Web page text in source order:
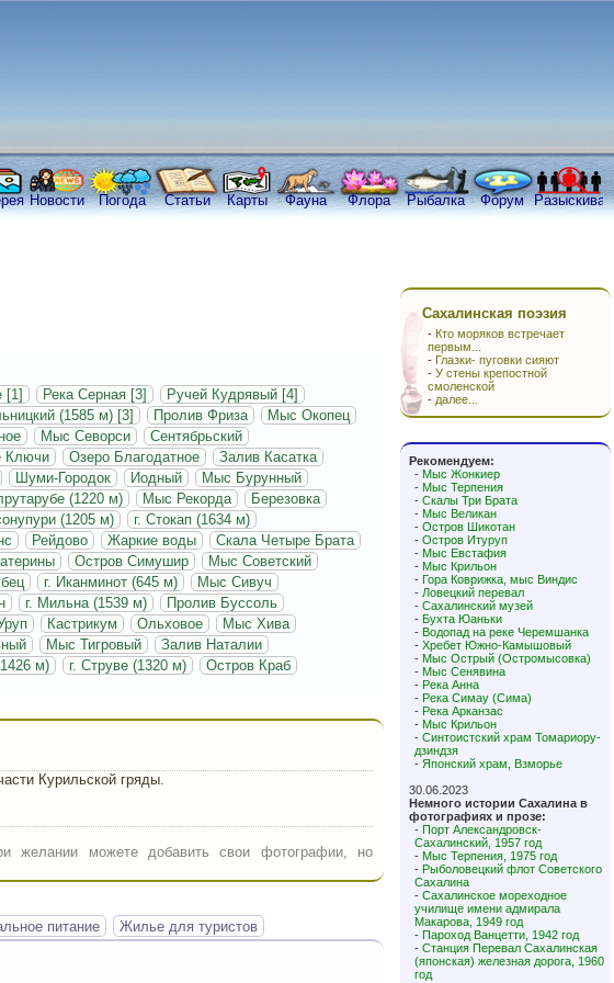
Новости Погода Статьи Карты Фауна Флора Рыбалка Форум
[1] Река Серная [3]
Ручей Кудрявый [4]
(1585 м) [3] Пролив Фриза
Мыс Окопец
Мыс Севорси
Сентябрьский
Ключи Озеро Благодатное
Залив Касатка
Шуми-Городок Иодный
Мыс Бурунный
(1220 м) Мыс Рекорда
Березовка
(1205 м)
г. Стокап (1634 м)
Рейдово Жаркие воды
Скала Четыре Брата
Остров Симушир
Мыс Советский
г. Иканминот (645 м)
Мыс Сивуч
г. Мильна (1539 м)
Пролив Буссоль
Кастрикум Ольховое
Мыс Хива
Мыс Тигровый
Залив Наталии
м) г. Струве (1320 м)
Остров Краб
Курильской гряды.
желании можете добавить свои фотографии, но
питание Жилье для туристов
Сахалинская поэзия
- Кто моряков встречает
первым...
- Глазки- пуговки сияют
- У стены крепостной
смоленской
- далее...
Рекомендуем:
- Мыс Жонкиер
- Мыс Терпения
- Скалы Три Брата
- Мыс Великан
- Остров Шикотан
- Остров Итуруп
- Мыс Евстафия
- Мыс Крильон
- Гора Коврижка, мыс Виндис
- Ловецкий перевал
- Сахалинский музей
- Бухта Юаньки
- Водопад на реке Черемшанка
- Хребет Южно-Камышовый
- Мыс Острый (Остромысовка)
- Мыс Сенявина
- Река Анна
- Река Симау (Сима)
- Река Арканзас
- Мыс Крильон
- Синтоистский храм Томариору-
дзиндзя
- Японский храм, Взморье
30.06.2023
Немного истории Сахалина в
фотографиях и прозе:
- Порт Александровск-
Сахалинский, 1957 год
- Мыс Терпения, 1975 год
- Рыболовецкий флот Советского
Сахалина
- Сахалинское мореходное
училище имени адмирала
Макарова, 1949 год
- Пароход Ванцетти, 1942 год
- Станция Перевал Сахалинская
(японская) железная дорога, 1960
год